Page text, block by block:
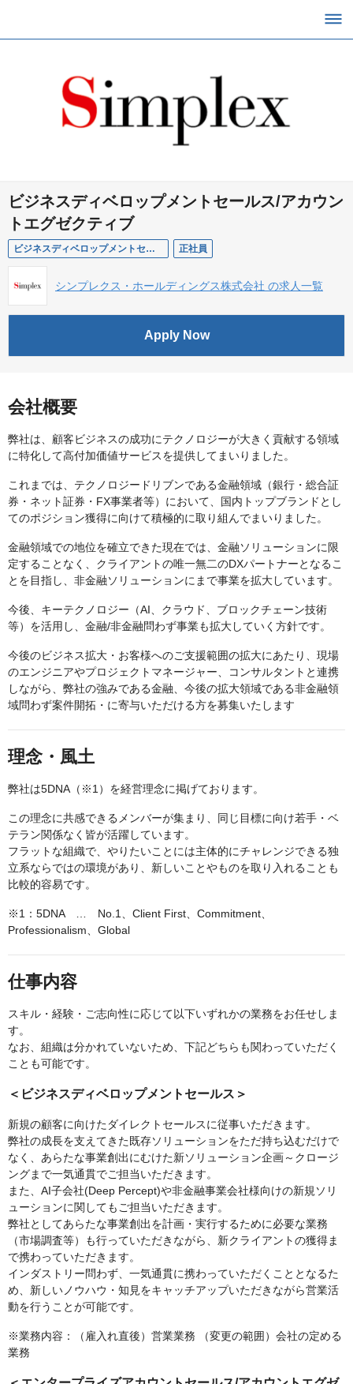
ビジネスディベロップメントセールス/アカウン
トエグゼクティブ
ビジネスディベロップメントセールス/アカウントエグゼクティブ 正社員
シンプレクス・ホールディングス株式会社 の求人一覧
Apply Now
会社概要
弊社は、顧客ビジネスの成功にテクノロジーが大きく貢献する領域
に特化して高付加価値サービスを提供してまいりました。
これまでは、テクノロジードリブンである金融領域（銀行・総合証
券・ネット証券・FX事業者等）において、国内トップブランドとし
てのポジション獲得に向けて積極的に取り組んでまいりました。
金融領域での地位を確立できた現在では、金融ソリューションに限
定することなく、クライアントの唯一無二のDXパートナーとなるこ
とを目指し、非金融ソリューションにまで事業を拡大しています。
今後、キーテクノロジー（AI、クラウド、ブロックチェーン技術
等）を活用し、金融/非金融問わず事業も拡大していく方針です。
今後のビジネス拡大・お客様へのご支援範囲の拡大にあたり、現場
のエンジニアやプロジェクトマネージャー、コンサルタントと連携
しながら、弊社の強みである金融、今後の拡大領域である非金融領
域問わず案件開拓・に寄与いただける方を募集いたします
理念・風土
弊社は5DNA（※1）を経営理念に掲げております。
この理念に共感できるメンバーが集まり、同じ目標に向け若手・ベ
テラン関係なく皆が活躍しています。
フラットな組織で、やりたいことには主体的にチャレンジできる独
立系ならではの環境があり、新しいことやものを取り入れることも
比較的容易です。
※1：5DNA … No.1、Client First、Commitment、
Professionalism、Global
仕事内容
スキル・経験・ご志向性に応じて以下いずれかの業務をお任せしま
す。
なお、組織は分かれていないため、下記どちらも関わっていただく
ことも可能です。
＜ビジネスディベロップメントセールス＞
新規の顧客に向けたダイレクトセールスに従事いただきます。
弊社の成長を支えてきた既存ソリューションをただ持ち込むだけで
なく、あらたな事業創出にむけた新ソリューション企画～クロージ
ングまで一気通貫でご担当いただきます。
また、AI子会社(Deep Percept)や非金融事業会社様向けの新規ソリ
ューションに関してもご担当いただきます。
弊社としてあらたな事業創出を計画・実行するために必要な業務
（市場調査等）も行っていただきながら、新クライアントの獲得ま
で携わっていただきます。
インダストリー問わず、一気通貫に携わっていただくこととなるた
め、新しいノウハウ・知見をキャッチアップいただきながら営業活
動を行うことが可能です。
※業務内容：（雇入れ直後）営業業務 （変更の範囲）会社の定める
業務